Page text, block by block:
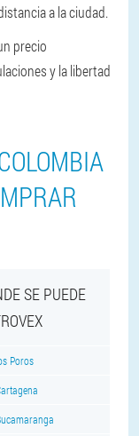
a la ciudad.
precio
y la libertad
SE PUEDE
Poros